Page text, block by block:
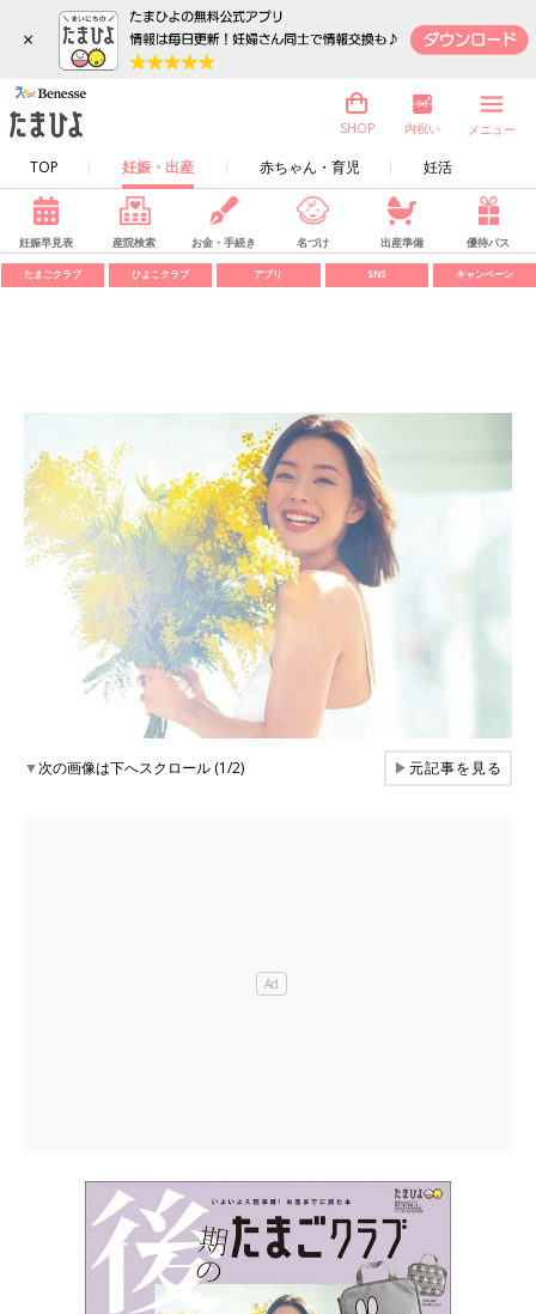
×
TOP 妊娠・出産 赤ちゃん・育児 妊活
SHOP 内祝い メニュー
妊娠早見表 産院検索 お金・手続き 名づけ 出産準備 優待パス
たまごクラブ ひよこクラブ アプリ SNS キャンペーン
▼次の画像は下へスクロール (1/2) ▶元記事を見る